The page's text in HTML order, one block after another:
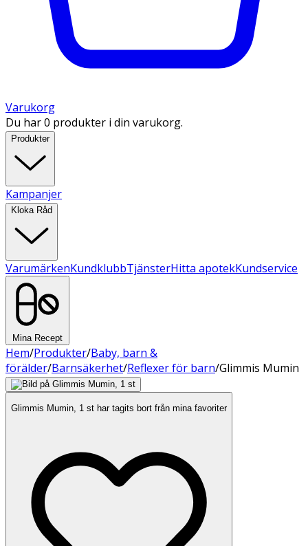
Varukorg
Du har 0 produkter i din varukorg.
Produkter
Kampanjer
Kloka Råd
VarumärkenKundklubbTjänsterHitta apotekKundservice
Mina Recept
Hem/Produkter/Baby, barn &
förälder/Barnsäkerhet/Reflexer för barn/Glimmis Mumin
Glimmis Mumin, 1 st har tagits bort från mina favoriter